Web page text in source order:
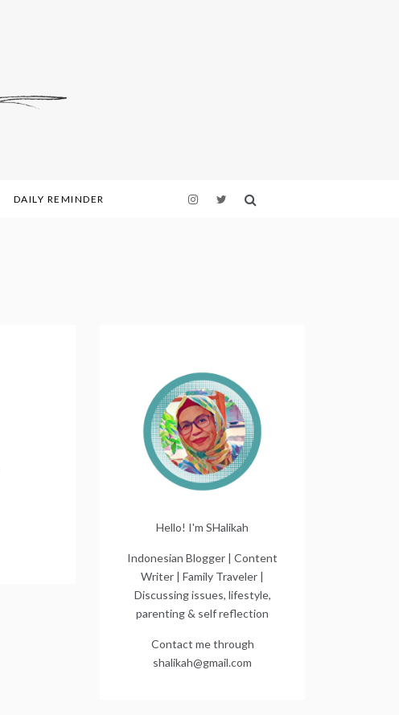
DAILY REMINDER
Hello! I'm SHalikah
Indonesian Blogger | Content
Writer | Family Traveler |
Discussing issues, lifestyle,
parenting & self reflection
Contact me through
shalikah@gmail.com